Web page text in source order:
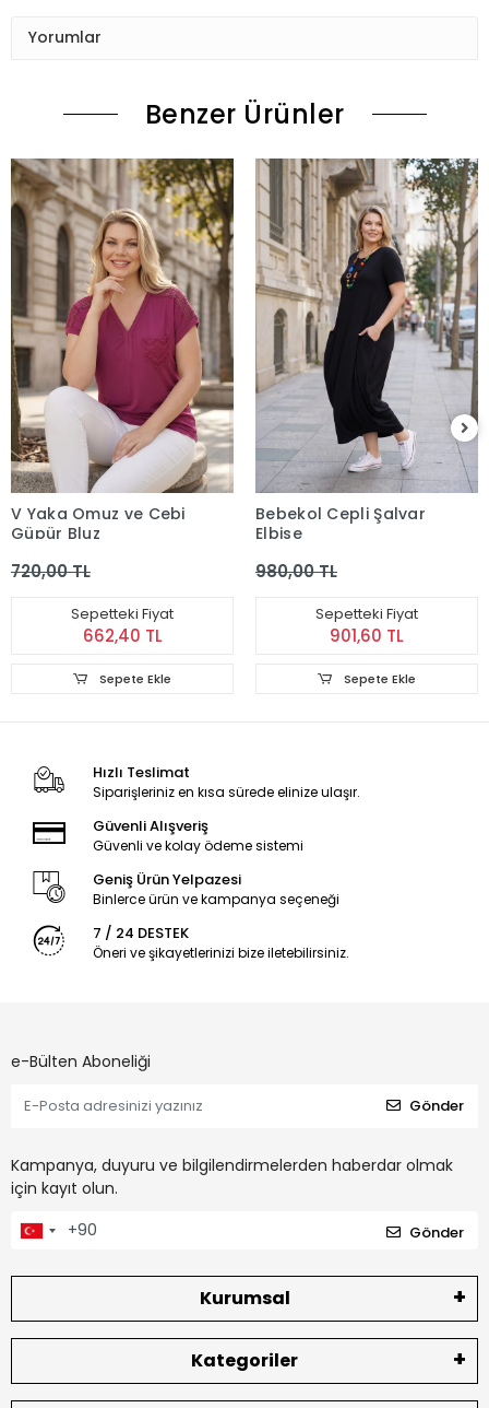
Yorumlar
Benzer Ürünler
V Yaka Omuz ve Cebi
Güpür Bluz
720,00 TL
Sepetteki Fiyat
662,40 TL
Sepete Ekle
Bebekol Cepli Şalvar
Elbise
980,00 TL
Sepetteki Fiyat
901,60 TL
Sepete Ekle
Hızlı Teslimat
Siparişleriniz en kısa sürede elinize ulaşır.
Güvenli Alışveriş
Güvenli ve kolay ödeme sistemi
Geniş Ürün Yelpazesi
Binlerce ürün ve kampanya seçeneği
7 / 24 DESTEK
Öneri ve şikayetlerinizi bize iletebilirsiniz.
e-Bülten Aboneliği
Gönder
Kampanya, duyuru ve bilgilendirmelerden haberdar olmak
için kayıt olun.
Gönder
Kurumsal
Kategoriler